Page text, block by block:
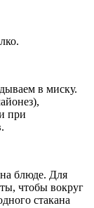
в миску.
при
блюде. Для
чтобы вокруг
стакана